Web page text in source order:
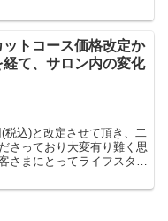
トコース価格改定か
経て、サロン内の変化
込)と改定させて頂き、二
さっており大変有り難く思
さまにとってライフスタイ